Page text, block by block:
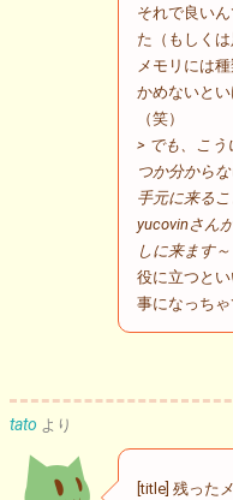
それで良い
た（もしくは
メモリには
かめないとい
（笑）
> でも、こう
つか分から
手元に来る
yucovinさん
しに来ます～
役に立つと
事になっち
tato より
[title] 残った